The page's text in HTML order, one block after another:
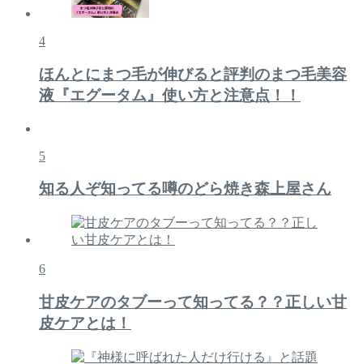
4
ほんとにまつ毛が伸びると評判のまつ毛美容
液『エグータム』使い方と注意点！！
5
知る人ぞ知ってる噂のどら焼き森上屋さん
6
甘皮ケアのタブーって知ってる？？正しい甘
皮ケアとは！